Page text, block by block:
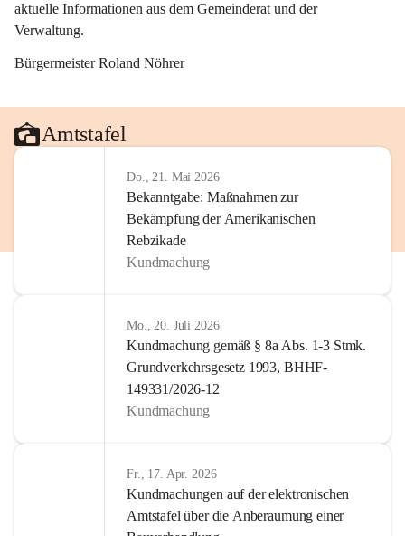
aktuelle Informationen aus dem Gemeinderat und der
Verwaltung.
Bürgermeister Roland Nöhrer
Amtstafel
Do., 21. Mai 2026
Bekanntgabe: Maßnahmen zur
Bekämpfung der Amerikanischen
Rebzikade
Kundmachung
Mo., 20. Juli 2026
Kundmachung gemäß § 8a Abs. 1-3 Stmk.
Grundverkehrsgesetz 1993, BHHF-
149331/2026-12
Kundmachung
Fr., 17. Apr. 2026
Kundmachungen auf der elektronischen
Amtstafel über die Anberaumung einer